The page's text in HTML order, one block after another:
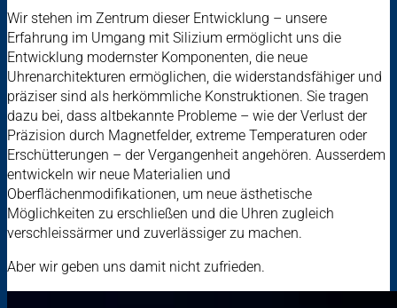
Wir stehen im Zentrum dieser Entwicklung – unsere
Erfahrung im Umgang mit Silizium ermöglicht uns die
Entwicklung modernster Komponenten, die neue
Uhrenarchitekturen ermöglichen, die widerstandsfähiger und
präziser sind als herkömmliche Konstruktionen. Sie tragen
dazu bei, dass altbekannte Probleme – wie der Verlust der
Präzision durch Magnetfelder, extreme Temperaturen oder
Erschütterungen – der Vergangenheit angehören. Ausserdem
entwickeln wir neue Materialien und
Oberflächenmodifikationen, um neue ästhetische
Möglichkeiten zu erschließen und die Uhren zugleich
verschleissärmer und zuverlässiger zu machen.
Aber wir geben uns damit nicht zufrieden.